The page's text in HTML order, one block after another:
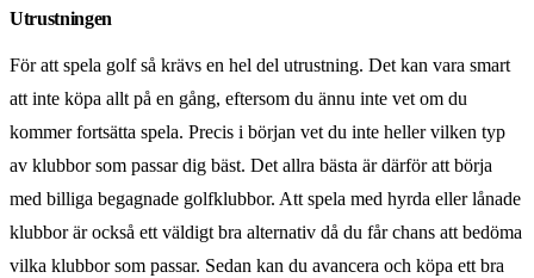
Utrustningen
För att spela golf så krävs en hel del utrustning. Det kan vara smart
att inte köpa allt på en gång, eftersom du ännu inte vet om du
kommer fortsätta spela. Precis i början vet du inte heller vilken typ
av klubbor som passar dig bäst. Det allra bästa är därför att börja
med billiga begagnade golfklubbor. Att spela med hyrda eller lånade
klubbor är också ett väldigt bra alternativ då du får chans att bedöma
vilka klubbor som passar. Sedan kan du avancera och köpa ett bra